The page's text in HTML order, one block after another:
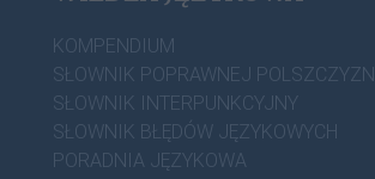
KOMPENDIUM
SŁOWNIK POPRAWNEJ
SŁOWNIK INTERPUNKCYJNY
SŁOWNIK BŁĘDÓW JĘZYKOWYCH
PORADNIA JĘZYKOWA